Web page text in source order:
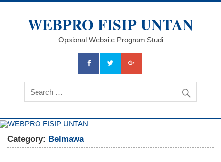
Skip
WEBPRO FISIP UNTAN
Opsional Website Program Studi
Category: Belmawa